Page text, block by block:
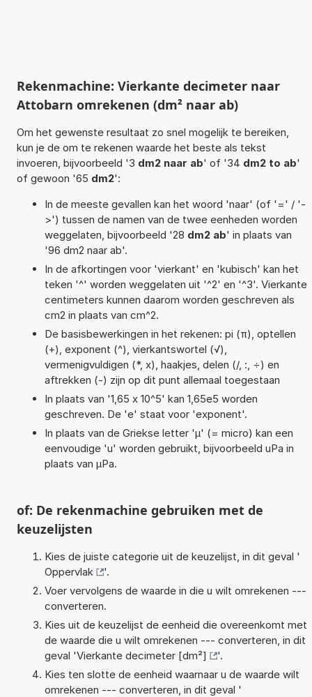
Rekenmachine: Vierkante decimeter naar
Attobarn omrekenen (dm² naar ab)
Om het gewenste resultaat zo snel mogelijk te bereiken,
kun je de om te rekenen waarde het beste als tekst
invoeren, bijvoorbeeld '3 dm2 naar ab' of '34 dm2 to ab'
of gewoon '65 dm2':
In de meeste gevallen kan het woord 'naar' (of '=' / '-
>') tussen de namen van de twee eenheden worden
weggelaten, bijvoorbeeld '28 dm2 ab' in plaats van
'96 dm2 naar ab'.
In de afkortingen voor 'vierkant' en 'kubisch' kan het
teken '^' worden weggelaten uit '^2' en '^3'. Vierkante
centimeters kunnen daarom worden geschreven als
cm2 in plaats van cm^2.
De basisbewerkingen in het rekenen: pi (π), optellen
(+), exponent (^), vierkantswortel (√),
vermenigvuldigen (*, x), haakjes, delen (/, :, ÷) en
aftrekken (-) zijn op dit punt allemaal toegestaan
In plaats van '1,65 x 10^5' kan 1,65e5 worden
geschreven. De 'e' staat voor 'exponent'.
In plaats van de Griekse letter 'µ' (= micro) kan een
eenvoudige 'u' worden gebruikt, bijvoorbeeld uPa in
plaats van µPa.
of: De rekenmachine gebruiken met de
keuzelijsten
Kies de juiste categorie uit de keuzelijst, in dit geval '
Oppervlak
'.
Voer vervolgens de waarde in die u wilt omrekenen ---
converteren.
Kies uit de keuzelijst de eenheid die overeenkomt met
de waarde die u wilt omrekenen --- converteren, in dit
geval 'Vierkante decimeter [dm²]
'.
Kies ten slotte de eenheid waarnaar u de waarde wilt
omrekenen --- converteren, in dit geval '